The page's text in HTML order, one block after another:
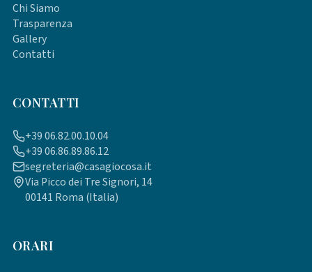
Chi Siamo
Trasparenza
Gallery
Contatti
CONTATTI
+39 06.82.00.10.04
+39 06.86.89.86.12
segreteria@casagiocosa.it
Via Picco dei Tre Signori, 14
00141 Roma (Italia)
ORARI